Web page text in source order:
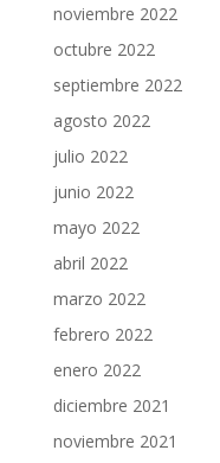
noviembre 2022
octubre 2022
septiembre 2022
agosto 2022
julio 2022
junio 2022
mayo 2022
abril 2022
marzo 2022
febrero 2022
enero 2022
diciembre 2021
noviembre 2021